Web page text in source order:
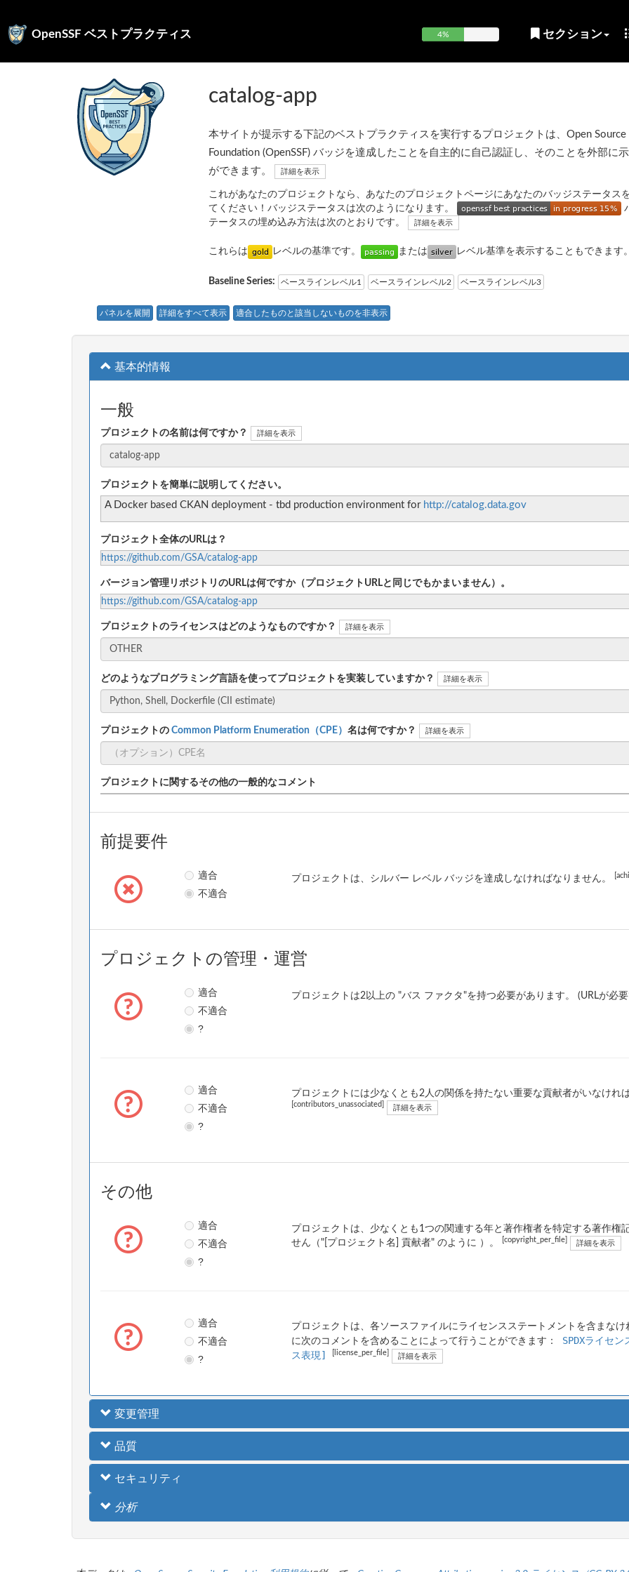
OpenSSF ベストプラクティス 4% セクション
catalog-app
本サイトが提示する下記のベストプラクティスを実行するプロジェクトは、Open Source
Foundation (OpenSSF) バッジを達成したことを自主的に自己認証し、そのことを外部に
ができます。
詳細を表示
これがあなたのプロジェクトなら、あなたのプロジェクトページにあなたのバッジステータス
てください！バッジステータスは次のようになります。
テータスの埋め込み方法は次のとおりです。
詳細を表示
これらは レベルの基準です。 または レベル基準を表示することもできます。
Baseline Series: ベースラインレベル1 ベースラインレベル2 ベースラインレベル3
パネルを展開 詳細をすべて表示 適合したものと該当しないものを非表示
基本的情報
一般
プロジェクトの名前は何ですか？ 詳細を表示
プロジェクトを簡単に説明してください。
A Docker based CKAN deployment - tbd production environment for http://catalog.data.gov
プロジェクト全体のURLは？
https://github.com/GSA/catalog-app
バージョン管理リポジトリのURLは何ですか（プロジェクトURLと同じでもかまいません）。
https://github.com/GSA/catalog-app
プロジェクトのライセンスはどのようなものですか？ 詳細を表示
どのようなプログラミング言語を使ってプロジェクトを実装していますか？ 詳細を表示
プロジェクトの Common Platform Enumeration（CPE） 名は何ですか？ 詳細を表示
プロジェクトに関するその他の一般的なコメント
前提要件
適合
不適合
プロジェクトは、シルバー レベル バッジを達成しなければなりません。
プロジェクトの管理・運営
適合
不適合
?
プロジェクトは2以上の "バス ファクタ"を持つ必要があります。 (URLが必
適合
不適合
?
プロジェクトには少なくとも2人の関係を持たない重要な貢献者がいなけれ
[contributors_unassociated] 詳細を表示
その他
適合
不適合
?
プロジェクトは、少なくとも1つの関連する年と著作権者を特定する著作権
せん（"[プロジェクト名] 貢献者" のように ）。
[copyright_per_file] 詳細を表示
適合
不適合
?
プロジェクトは、各ソースファイルにライセンスステートメントを含まな
に次のコメントを含めることによって行うことができます：
SPDXライセ
ス表現]
[license_per_file] 詳細を表示
変更管理
品質
セキュリティ
分析